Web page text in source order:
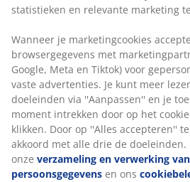
statistieken en relevante marketing
Wanneer je marketingcookies
browsergegevens met
Google, Meta en Tiktok) voor
vaste advertenties. Je kunt meer
doeleinden via ''Aanpassen'' en je
moment intrekken door op het
klikken. Door op ''Alles accepteren''
akkoord met alle drie de doeleinden.
onze verzameling en verwerking van
persoonsgegevens en ons